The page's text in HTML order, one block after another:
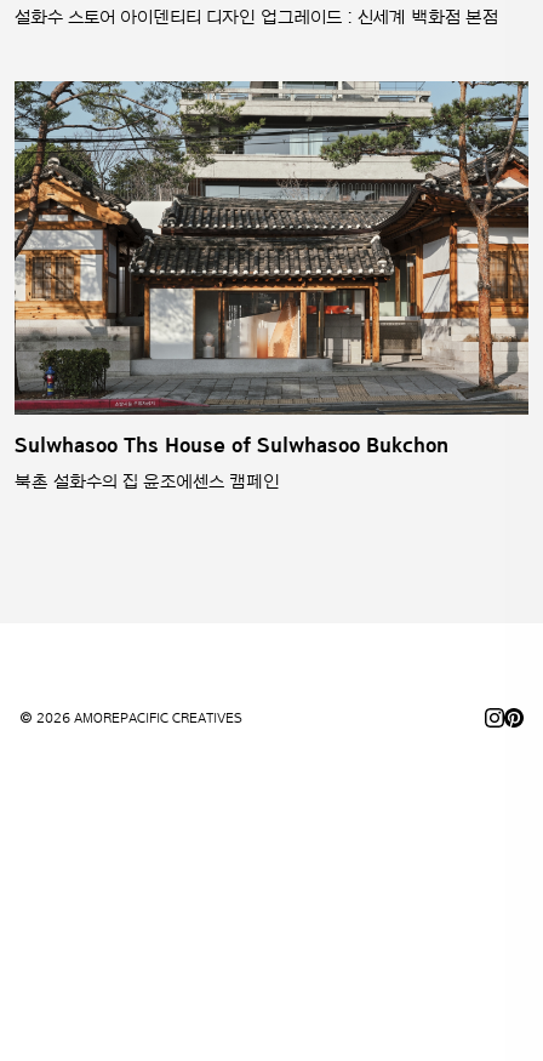
설화수 스토어 아이덴티티 디자인 업그레이드 : 신세계 백화점 본점
Sulwhasoo Ths House of Sulwhasoo Bukchon
북촌 설화수의 집 윤조에센스 캠페인
© 2026 AMOREPACIFIC CREATIVES